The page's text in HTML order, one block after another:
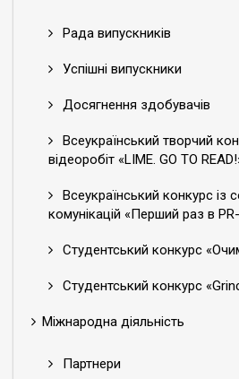
Рада випускників
Успішні випускники
Досягнення здобувачів
Всеукраїнський творчий
відеоробіт «LIME. GO TO
Всеукраїнський конкурс із
комунікацій «Перший раз в
Студентський конкурс
Студентський конкурс
Міжнародна діяльність
Партнери